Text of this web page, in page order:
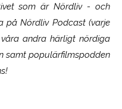
som ärNördliv- och
på Nördliv Podcast (varje
andra härligt nördiga
samt populärfilmspodden